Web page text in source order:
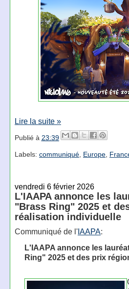
Lire la suite »
Publié à 23:39
Labels: communiqué, Europe,
vendredi 6 février 2026
L'IAAPA annonce les
"Brass Ring" 2025 et
réalisation individuelle
Communiqué de l'IAAPA:
L'IAAPA annonce les
Ring" 2025 et des prix